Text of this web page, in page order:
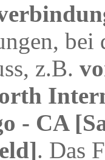
bei
z.B.
- CA
. Das